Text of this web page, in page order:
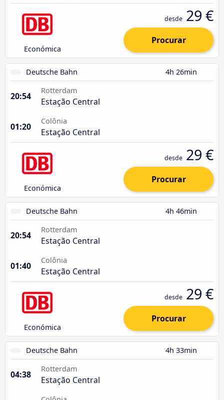
Económica
desde 29 €
Procurar
Deutsche Bahn 4h 26min
20:54
Rotterdam
Estação Central
01:20
Colônia
Estação Central
Económica
desde 29 €
Procurar
Deutsche Bahn 4h 46min
20:54
Rotterdam
Estação Central
01:40
Colônia
Estação Central
Económica
desde 29 €
Procurar
Deutsche Bahn 4h 33min
04:38
Rotterdam
Estação Central